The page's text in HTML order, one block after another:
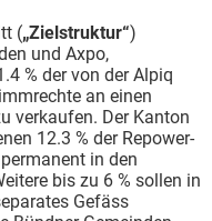
(„Zielstruktur“)
und Axpo,
% der von der Alpiq
an einen
verkaufen. Der Kanton
12.3 % der Repower-
in den
bis zu 6 % sollen in
Gefäss